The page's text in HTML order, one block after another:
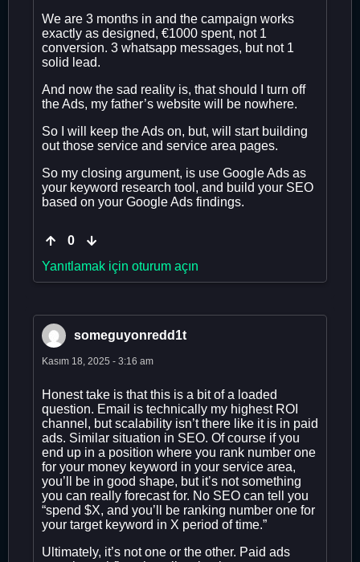
We are 3 months in and the campaign works
exactly as designed, €1000 spent, not 1
conversion. 3 whatsapp messages, but not 1
solid lead.
And now the sad reality is, that should I turn off
the Ads, my father’s website will be nowhere.
So I will keep the Ads on, but, will start building
out those service and service area pages.
So my closing argument, is use Google Ads as
your keyword research tool, and build your SEO
based on your Google Ads findings.
0
Yanıtlamak için oturum açın
someguyonredd1t
Kasım 18, 2025 - 3:16 am
Honest take is that this is a bit of a loaded
question. Email is technically my highest ROI
channel, but scalability isn’t there like it is in paid
ads. Similar situation in SEO. Of course if you
end up in a position where you rank number one
for your money keyword in your service area,
you’ll be in good shape, but it’s not something
you can really forecast for. No SEO can tell you
“spend $X, and you’ll be ranking number one for
your target keyword in X period of time.”
Ultimately, it’s not one or the other. Paid ads